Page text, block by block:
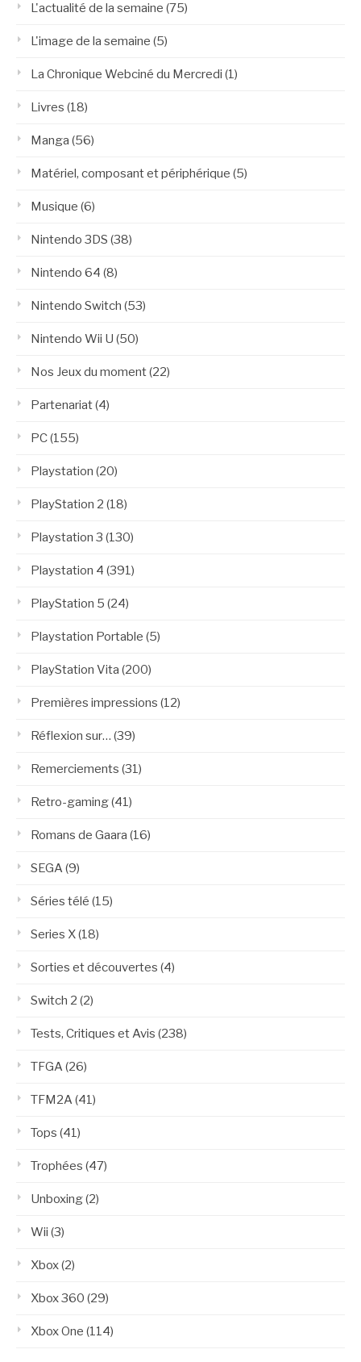
L'actualité de la semaine (75)
L'image de la semaine (5)
La Chronique Webciné du Mercredi (1)
Livres (18)
Manga (56)
Matériel, composant et périphérique (5)
Musique (6)
Nintendo 3DS (38)
Nintendo 64 (8)
Nintendo Switch (53)
Nintendo Wii U (50)
Nos Jeux du moment(22)
Partenariat(4)
PC(155)
Playstation (20)
PlayStation 2 (18)
Playstation 3 (130)
Playstation 4 (391)
PlayStation 5 (24)
Playstation Portable (5)
PlayStation Vita (200)
Premières impressions (12)
Réflexion sur… (39)
Remerciements (31)
Retro-gaming(41)
Romans de Gaara (16)
SEGA(9)
Séries télé (15)
Series X(18)
Sorties et découvertes (4)
Switch 2 (2)
Tests, Critiques et Avis (238)
TFGA(26)
TFM2A(41)
Tops (41)
Trophées (47)
Unboxing(2)
Wii (3)
Xbox(2)
Xbox 360 (29)
Xbox One (114)